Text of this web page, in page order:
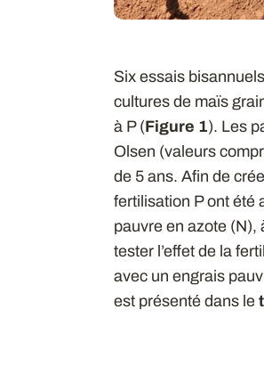
Six essais
cultures de maïs
à P (Figure 1). Les
Olsen (valeurs
de 5 ans. Afin de
fertilisation P ont été
pauvre en azote (N),
tester l’effet de la
avec un engrais
est présenté dans le